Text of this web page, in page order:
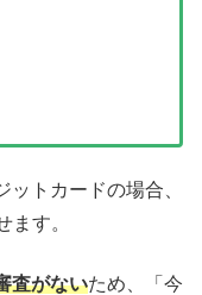
トカードの場合、
ます。
査がないため、「今